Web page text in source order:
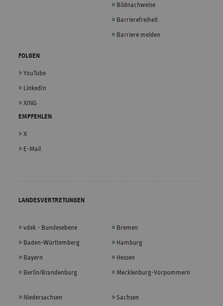
Bildnachweise
Barrierefreiheit
Barriere melden
FOLGEN
YouTube
LinkedIn
XING
EMPFEHLEN
X
E-Mail
LANDESVERTRETUNGEN
vdek - Bundesebene
Baden-Württemberg
Bayern
Berlin/Brandenburg
Bremen
Hamburg
Hessen
Mecklenburg-Vorpommern
Niedersachsen Sachsen